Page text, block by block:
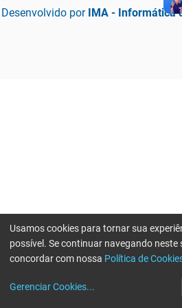
Desenvolvido por IMA - Informática
Usamos cookies para tornar sua
possível. Se continuar navegando neste
concordar com nossa Política de
Gerenciar Cookies...
Erro ao enviar informações, por favor